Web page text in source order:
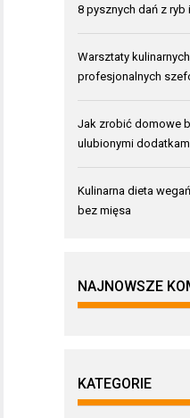
8 pysznych dań z
Warsztaty
profesjonalnych
Jak zrobić domowe
ulubionymi
Kulinarna dieta
bez mięsa
NAJNOWSZE
KATEGORIE